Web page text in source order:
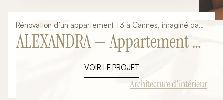
Rénovation d’un appartement T3 à Cannes, imaginé dans
une ambiance méditerranéenne contemporaine,
chaleureuse et audacieuse.
ALEXANDRA — Appartement T3
à Cannes
VOIR LE PROJET
Architecture d'intérieur